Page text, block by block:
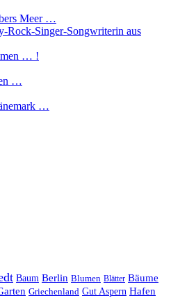
Meer …
Rock-Singer-Songwriterin aus
… !
…
…
Baum Berlin Blumen Blätter Bäume
Griechenland Gut Aspern Hafen